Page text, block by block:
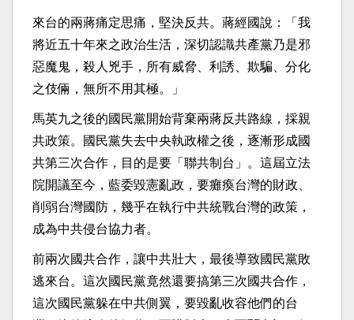
來台的兩蔣痛定思痛，堅決反共。蔣經國說：「我
將近五十年來之政治生活，深切認識共產黨乃是邪
惡魔鬼，殺人兇手，所有威脅、利誘、欺騙、分化
之伎倆，無所不用其極。」
馬英九之後的國民黨開始背棄兩蔣反共路線，採親
共政策。國民黨失去中央執政權之後，逐漸形成國
共第三次合作，目的是要「聯共制台」。這屆立法
院開議至今，藍委毀憲亂政，要癱瘓台灣的財政、
削弱台灣國防，幾乎在執行中共統戰台灣的政策，
成為中共侵台協力者。
前兩次國共合作，讓中共壯大，最後導致國民黨敗
逃來台。這次國民黨竟然還要搞第三次國共合作，
這次國民黨躲在中共側翼，要毀亂收容他們的台